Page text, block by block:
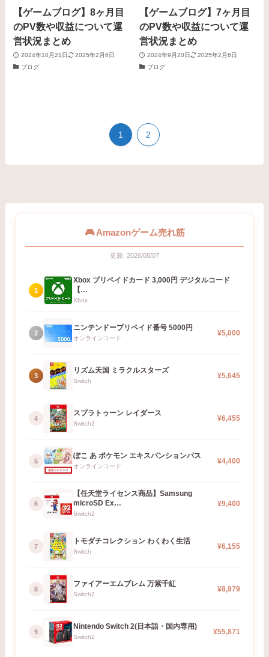
【ゲームブログ】8ヶ月目
のPV数や収益について運
営状況まとめ
2024年10月21日
2025年2月6日
ブログ
【ゲームブログ】7ヶ月目
のPV数や収益について運
営状況まとめ
2024年9月20日
2025年2月6日
ブログ
1 2
🎮 Amazonゲーム売れ筋
更新: 2026/08/07
1
Xbox プリペイドカード 3,000円 デジタルコード
【…
Xbox
2
ニンテンドープリペイド番号 5000円
オンラインコード
¥5,000
3
リズム天国 ミラクルスターズ
Switch
¥5,645
4
スプラトゥーン レイダース
Switch2
¥6,455
5
ぽこ あ ポケモン エキスパンションパス
オンラインコード
¥4,400
6
【任天堂ライセンス商品】Samsung
microSD Ex…
Switch2
¥9,400
7
トモダチコレクション わくわく生活
Switch
¥6,155
8
ファイアーエムブレム 万紫千紅
Switch2
¥8,979
9
Nintendo Switch 2(日本語・国内専用)
Switch2
¥55,871